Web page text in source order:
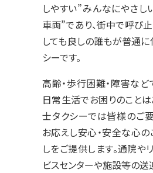
しやすい”みんなにやさし
車両”であり、街中で呼び
しても良しの誰もが普通
シーです。
高齢・歩行困難・障害など
日常生活でお困りのこと
士タクシーでは皆様のご
お応えし安心・安全な心
しをご提供します。通院や
ビスセンターや施設等の送